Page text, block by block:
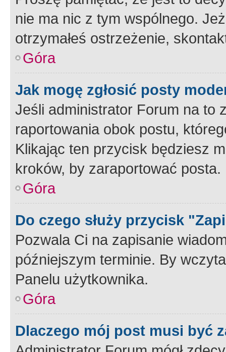
nie ma nic z tym wspólnego.
otrzymałeś ostrzeżenie,
Góra
Jak mogę zgłosić posty
Jeśli administrator Forum na to
raportowania obok postu,
Klikając ten przycisk będziesz
kroków, by zaraportować posta.
Góra
Do czego służy przycisk
Pozwala Ci na zapisanie
późniejszym terminie. By
Panelu użytkownika.
Góra
Dlaczego mój post musi być